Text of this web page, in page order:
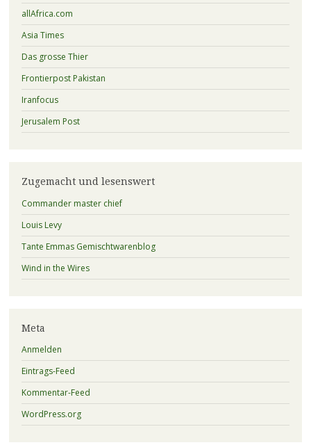
allAfrica.com
Asia Times
Das grosse Thier
Frontierpost Pakistan
Iranfocus
Jerusalem Post
Zugemacht und lesenswert
Commander master chief
Louis Levy
Tante Emmas Gemischtwarenblog
Wind in the Wires
Meta
Anmelden
Eintrags-Feed
Kommentar-Feed
WordPress.org